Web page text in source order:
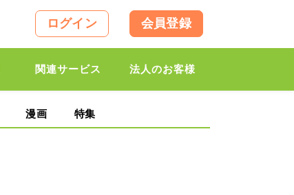
ログイン 会員登録
関連サービス 法人のお客様
漫画 特集